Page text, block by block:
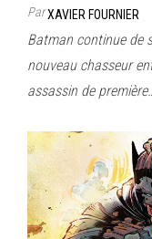
ParXAVIER FOURNIER
Batman continue de
nouveau chasseur
assassin de